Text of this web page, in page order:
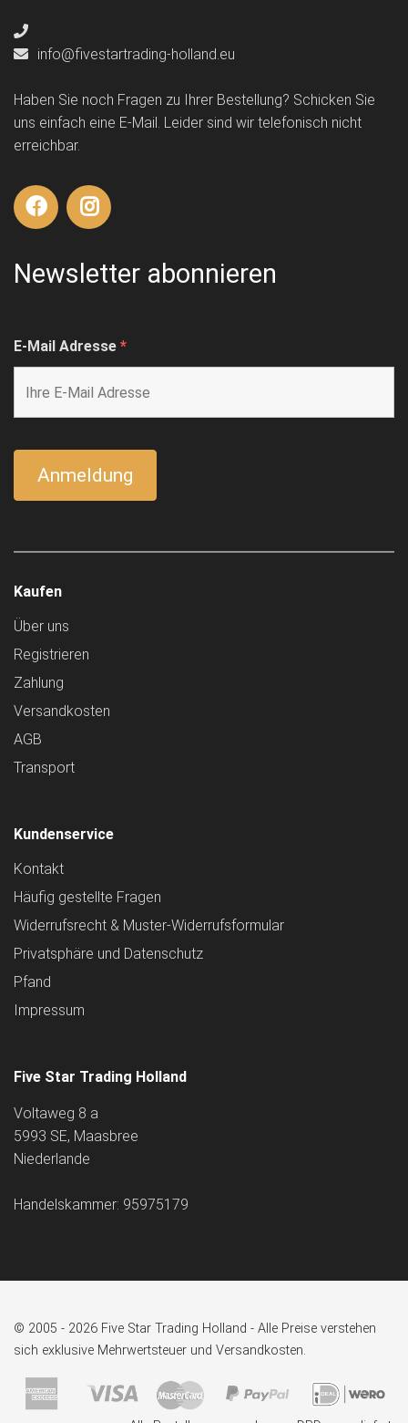
info@fivestartrading-holland.eu
Haben Sie noch Fragen zu Ihrer Bestellung? Schicken Sie
uns einfach eine E-Mail. Leider sind wir telefonisch nicht
erreichbar.
Newsletter abonnieren
E-Mail Adresse *
Kaufen
Über uns
Registrieren
Zahlung
Versandkosten
AGB
Transport
Kundenservice
Kontakt
Häufig gestellte Fragen
Widerrufsrecht & Muster-Widerrufsformular
Privatsphäre und Datenschutz
Pfand
Impressum
Five Star Trading Holland
Voltaweg 8 a
5993 SE, Maasbree
Niederlande
Handelskammer: 95975179
© 2005 - 2026 Five Star Trading Holland - Alle Preise verstehen
sich exklusive Mehrwertsteuer und Versandkosten.